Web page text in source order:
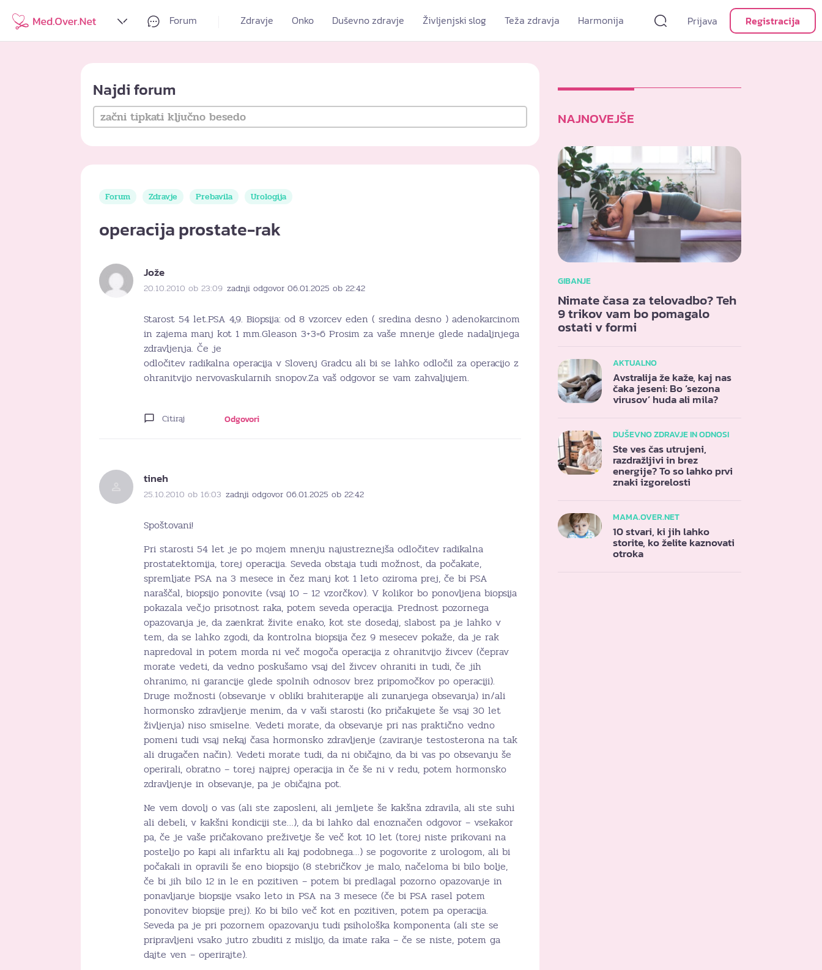
Forum Zdravje Onko Duševno zdravje Življenjski slog Teža zdravja Harmonija Prijava Registracija
Najdi forum
Forum Zdravje Prebavila Urologija
operacija prostate-rak
Jože
20.10.2010 ob 23:09 zadnji odgovor 06.01.2025 ob 22:42
Starost 54 let.PSA 4,9. Biopsija: od 8 vzorcev eden ( sredina desno ) adenokarcinom
in zajema manj kot 1 mm.Gleason 3+3=6 Prosim za vaše mnenje glede nadaljnjega
zdravljenja. Če je
odločitev radikalna operacija v Slovenj Gradcu ali bi se lahko odločil za operacijo z
ohranitvijo nervovaskularnih snopov.Za vaš odgovor se vam zahvaljujem.
Citiraj Odgovori
tineh
25.10.2010 ob 16:03 zadnji odgovor 06.01.2025 ob 22:42
Spoštovani!
Pri starosti 54 let je po mojem mnenju najustreznejša odločitev radikalna
prostatektomija, torej operacija. Seveda obstaja tudi možnost, da počakate,
spremljate PSA na 3 mesece in čez manj kot 1 leto oziroma prej, če bi PSA
naraščal, biopsijo ponovite (vsaj 10 – 12 vzorčkov). V kolikor bo ponovljena biopsija
pokazala večjo prisotnost raka, potem seveda operacija. Prednost pozornega
opazovanja je, da zaenkrat živite enako, kot ste dosedaj, slabost pa je lahko v
tem, da se lahko zgodi, da kontrolna biopsija čez 9 mesecev pokaže, da je rak
napredoval in potem morda ni več mogoča operacija z ohranitvijo živcev (čeprav
morate vedeti, da vedno poskušamo vsaj del živcev ohraniti in tudi, če jih
ohranimo, ni garancije glede spolnih odnosov brez pripomočkov po operaciji).
Druge možnosti (obsevanje v obliki brahiterapije ali zunanjega obsevanja) in/ali
hormonsko zdravljenje menim, da v vaši starosti (ko pričakujete še vsaj 30 let
življenja) niso smiselne. Vedeti morate, da obsevanje pri nas praktično vedno
pomeni tudi vsaj nekaj časa hormonsko zdravljenje (zaviranje testosterona na tak
ali drugačen način). Vedeti morate tudi, da ni običajno, da bi vas po obsevanju še
operirali, obratno – torej najprej operacija in če še ni v redu, potem hormonsko
zdravljenje in obsevanje, pa je običajna pot.
Ne vem dovolj o vas (ali ste zaposleni, ali jemljete še kakšna zdravila, ali ste suhi
ali debeli, v kakšni kondiciji ste…), da bi lahko dal enoznačen odgovor – vsekakor
pa, če je vaše pričakovano preživetje še več kot 10 let (torej niste prikovani na
posteljo po kapi ali infarktu ali kaj podobnega…) se pogovorite z urologom, ali bi
počakali in opravili še eno biopsijo (8 stebričkov je malo, načeloma bi bilo bolje,
če bi jih bilo 12 in le en pozitiven – potem bi predlagal pozorno opazovanje in
ponavljanje biopsije vsako leto in PSA na 3 mesece (če bi PSA rasel potem
ponovitev biopsije prej). Ko bi bilo več kot en pozitiven, potem pa operacija.
Seveda pa je pri pozornem opazovanju tudi psihološka komponenta (ali ste se
pripravljeni vsako jutro zbuditi z mislijo, da imate raka – če se niste, potem ga
dajte ven – operirajte).
NAJNOVEJŠE
GIBANJE
Nimate časa za telovadbo? Teh
9 trikov vam bo pomagalo
ostati v formi
AKTUALNO
Avstralija že kaže, kaj nas
čaka jeseni: Bo ‘sezona
virusov’ huda ali mila?
DUŠEVNO ZDRAVJE IN ODNOSI
Ste ves čas utrujeni,
razdražljivi in brez
energije? To so lahko prvi
znaki izgorelosti
MAMA.OVER.NET
10 stvari, ki jih lahko
storite, ko želite kaznovati
otroka